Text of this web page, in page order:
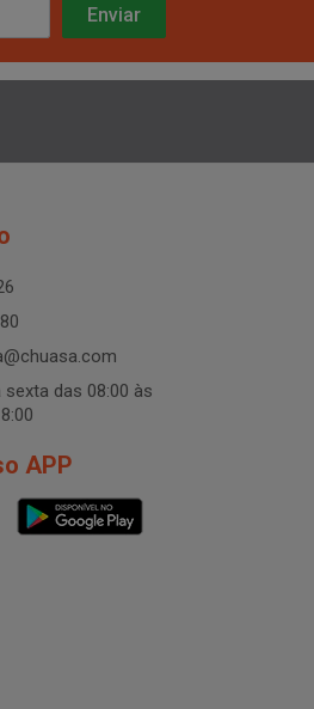
sexta das 08:00 às
APP